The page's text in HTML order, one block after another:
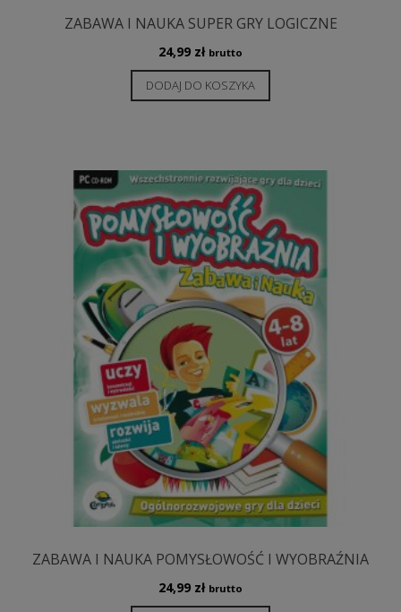
ZABAWA I NAUKA SUPER GRY LOGICZNE
24,99 zł brutto
DODAJ DO KOSZYKA
ZABAWA I NAUKA POMYSŁOWOŚĆ I WYOBRAŹNIA
24,99 zł brutto